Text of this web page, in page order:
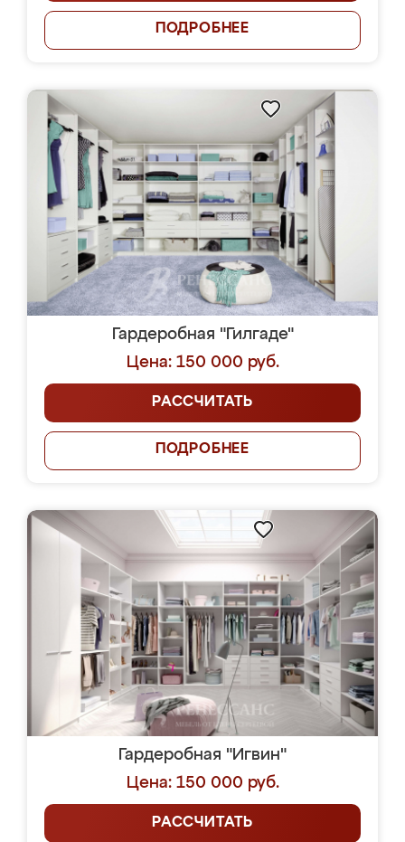
ПОДРОБНЕЕ
Гардеробная "Гилгаде"
Цена: 150 000 руб.
РАССЧИТАТЬ
ПОДРОБНЕЕ
Гардеробная "Игвин"
Цена: 150 000 руб.
РАССЧИТАТЬ